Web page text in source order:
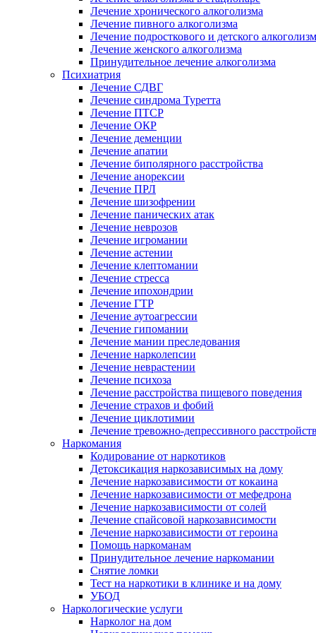
Лечение хронического алкоголизма
Лечение пивного алкоголизма
Лечение подросткового и детского
Лечение женского алкоголизма
Принудительное лечение алкоголизма
Психиатрия
Лечение СДВГ
Лечение синдрома Туретта
Лечение ПТСР
Лечение ОКР
Лечение деменции
Лечение апатии
Лечение биполярного расстройства
Лечение анорексии
Лечение ПРЛ
Лечение шизофрении
Лечение панических атак
Лечение неврозов
Лечение игромании
Лечение астении
Лечение клептомании
Лечение стресса
Лечение ипохондрии
Лечение ГТР
Лечение аутоагрессии
Лечение гипомании
Лечение мании преследования
Лечение нарколепсии
Лечение неврастении
Лечение психоза
Лечение расстройства пищевого поведения
Лечение страхов и фобий
Лечение циклотимии
Лечение тревожно-депрессивного
Наркомания
Кодирование от наркотиков
Детоксикация наркозависимых на дому
Лечение наркозависимости от кокаина
Лечение наркозависимости от мефедрона
Лечение наркозависимости от солей
Лечение спайсовой наркозависимости
Лечение наркозависимости от героина
Помощь наркоманам
Принудительное лечение наркомании
Снятие ломки
Тест на наркотики в клинике и на дому
УБОД
Наркологические услуги
Нарколог на дом